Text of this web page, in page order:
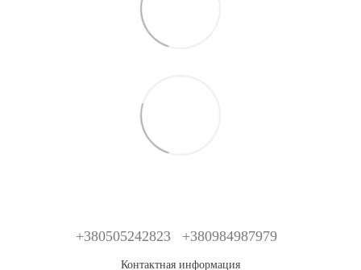
+380505242823 +380984987979
Контактная информация